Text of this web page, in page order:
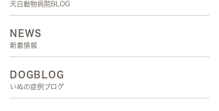
天白動物病院BLOG
NEWS
新着情報
DOGBLOG
いぬの症例ブログ